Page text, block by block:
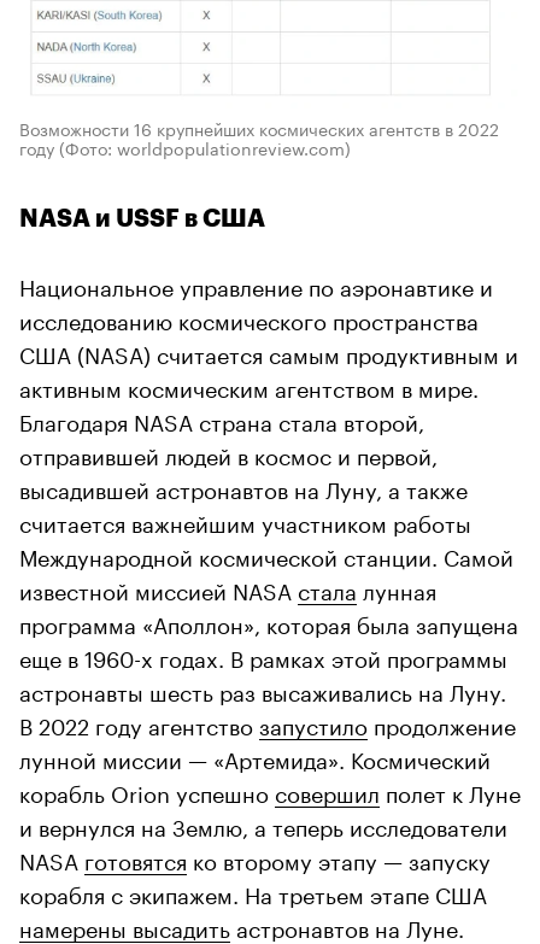
Возможности 16 крупнейших космических агентств в 2022
году (Фото: worldpopulationreview.com)
NASA и USSF в США
Национальное управление по аэронавтике и
исследованию космического пространства
США (NASA) считается самым продуктивным и
активным космическим агентством в мире.
Благодаря NASA страна стала второй,
отправившей людей в космос и первой,
высадившей астронавтов на Луну, а также
считается важнейшим участником работы
Международной космической станции. Самой
известной миссией NASA стала лунная
программа «Аполлон», которая была запущена
еще в 1960-х годах. В рамках этой программы
астронавты шесть раз высаживались на Луну.
В 2022 году агентствозапустило продолжение
лунной миссии — «Артемида». Космический
корабль Orion успешно совершил полет к Луне
и вернулся на Землю, а теперь исследователи
NASA готовятся ко второму этапу — запуску
корабля с экипажем. На третьем этапе США
намерены высадитьастронавтов на Луне.